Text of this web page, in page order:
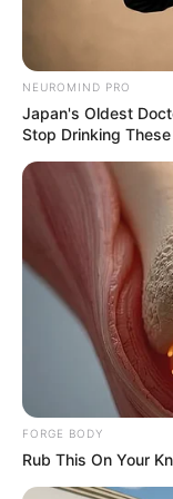
ดว
NEUROMIND PRO
Japan's Oldest
Stop Drinking
FORGE BODY
Rub This On Your